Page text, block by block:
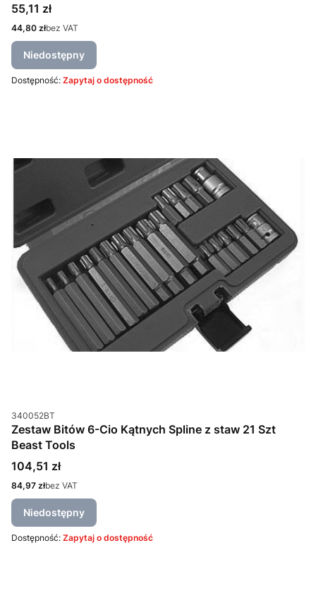
Cena
55,11 zł
Cena
44,80 złbez VAT
Niedostępny
Dostępność: Zapytaj o dostępność
Kod produktu
340052BT
Zestaw Bitów 6-Cio Kątnych Spline z staw 21 Szt
Beast Tools
Cena
104,51 zł
Cena
84,97 złbez VAT
Niedostępny
Dostępność: Zapytaj o dostępność